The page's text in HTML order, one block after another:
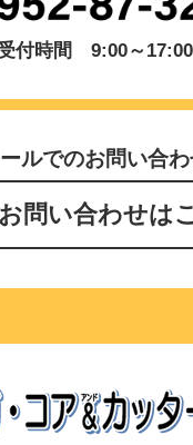
付時間 9:00～17:00
ルでのお問い合
お問い合わせは